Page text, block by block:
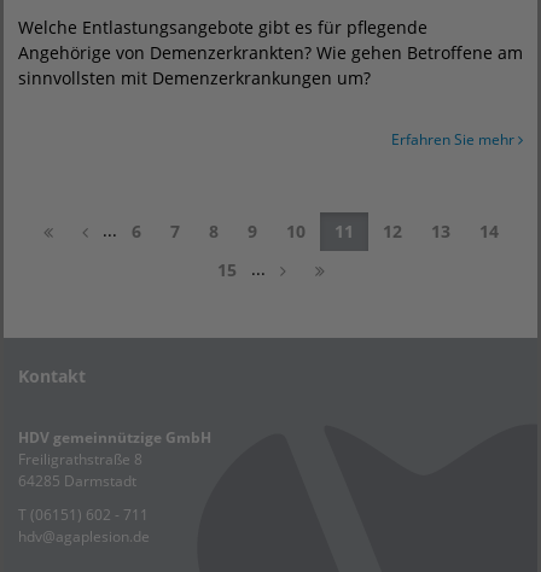
Welche Entlastungsangebote gibt es für pflegende
Angehörige von Demenzerkrankten? Wie gehen Betroffene am
sinnvollsten mit Demenzerkrankungen um?
Erfahren Sie mehr
... 6 7 8 9 10 11 12 13
14
15
...
Kontakt
HDV gemeinnützige GmbH
Freiligrathstraße 8
64285 Darmstadt
T (06151) 602 - 711
hdv@agaplesion.de